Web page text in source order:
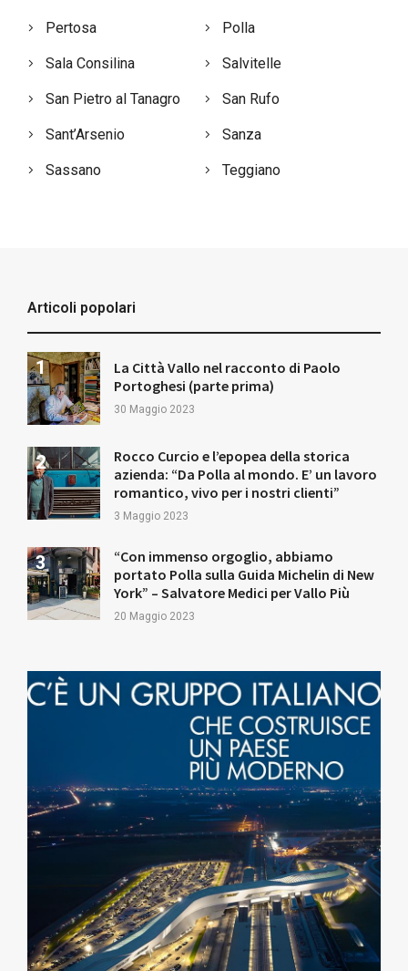
Pertosa Polla
Sala Consilina Salvitelle
San Pietro al Tanagro San Rufo
Sant’Arsenio Sanza
Sassano Teggiano
Articoli popolari
La Città Vallo nel racconto di Paolo
Portoghesi (parte prima)
30 Maggio 2023
Rocco Curcio e l’epopea della storica
azienda: “Da Polla al mondo. E’ un lavoro
romantico, vivo per i nostri clienti”
3 Maggio 2023
“Con immenso orgoglio, abbiamo
portato Polla sulla Guida Michelin di New
York” – Salvatore Medici per Vallo Più
20 Maggio 2023